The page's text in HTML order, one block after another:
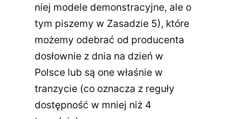
niej modele demonstracyjne, ale o
tym piszemy w Zasadzie 5), które
możemy odebrać od producenta
dosłownie z dnia na dzień w
Polsce lub są one właśnie w
tranzycie (co oznacza z reguły
dostępność w mniej niż 4